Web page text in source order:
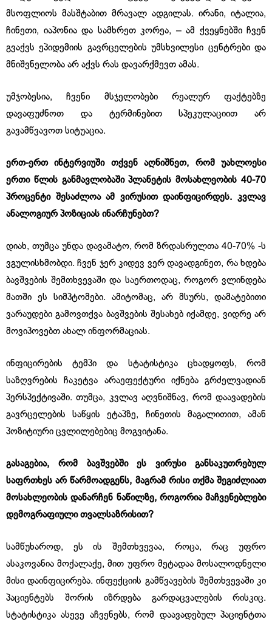
მსოფლიოს მასშტაბით მრავალ ადგილას. ირანი, იტალია,
ჩინეთი, იაპონია და სამხრეთ კორეა, – ამ ქვეყნებში ჩვენ
გვაქვს ეპიდემიის გავრცელების უმსხვილესი ცენტრები და
მნიშვნელობა არ აქვს რას დავარქმევთ ამას.
უმჯობესია, ჩვენი მსჯელობები რეალურ ფაქტებზე
დავაფუძნოთ და ტერმინებით სპეკულაციით არ
გავამწვავოთ სიტუაცია.
ერთ-ერთ ინტერვიუში თქვენ აღნიშნეთ, რომ უახლოესი
ერთი წლის განმავლობაში პლანეტის მოსახლეობის 40-70
პროცენტი შესაძლოა ამ ვირუსით დაინფიცირდეს. კვლავ
ანალოგიურ პოზიციას ინარჩუნებთ?
დიახ, თუმცა უნდა დავამატო, რომ ზრდასრულთა 40-70% -ს
ვგულისხმობდი. ჩვენ ჯერ კიდევ ვერ დავადგინეთ, რა ხდება
ბავშვების შემთხვევაში და საერთოდაც, როგორ ვლინდება
მათში ეს სიმპტომები. ამიტომაც, არ მსურს, დამატებითი
ვარაუდები გამოვთქვა ბავშვების შესახებ იქამდე, ვიდრე არ
მოვიპოვებთ ახალ ინფორმაციას.
ინფიცირების ტემპი და სტატისტიკა ცხადყოფს, რომ
საზღვრების ჩაკეტვა არაეფექტური იქნება გრძელვადიან
პერსპექტივაში. თუმცა, კვლავ აღვნიშნავ, რომ დაავადების
გავრცელების საწყის ეტაპზე, ჩინეთის მაგალითით, ამან
პოზიტიური ცვლილებებიც მოგვიტანა.
გასაგებია, რომ ბავშვებში ეს ვირუსი განსაკუთრებულ
საფრთხეს არ წარმოადგენს, მაგრამ რისი თქმა შეგიძლიათ
მოსახლეობის დანარჩენ ნაწილზე, როგორია მაჩვენებლები
დემოგრაფიული თვალსაზრისით?
სამწუხაროდ, ეს ის შემთხვევაა, როცა, რაც უფრო
ასაკოვანია მოქალაქე, მით უფრო მეტადაა მოსალოდნელი
მისი დაინფიცირება. ინფექციის გამწვავების შემთხვევაში კი
პაციენტებს შორის იზრდება გარდაცვალების რისკიც.
სტატისტიკა ასევე აჩვენებს, რომ დაავადებულ პაციენტთა